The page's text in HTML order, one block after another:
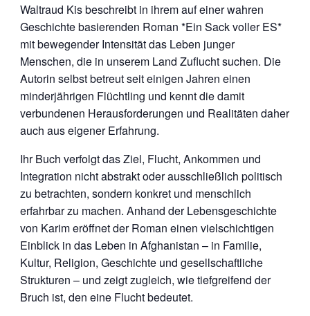
Waltraud Kis beschreibt in ihrem auf einer wahren
Geschichte basierenden Roman *Ein Sack voller ES*
mit bewegender Intensität das Leben junger
Menschen, die in unserem Land Zuflucht suchen. Die
Autorin selbst betreut seit einigen Jahren einen
minderjährigen Flüchtling und kennt die damit
verbundenen Herausforderungen und Realitäten daher
auch aus eigener Erfahrung.
Ihr Buch verfolgt das Ziel, Flucht, Ankommen und
Integration nicht abstrakt oder ausschließlich politisch
zu betrachten, sondern konkret und menschlich
erfahrbar zu machen. Anhand der Lebensgeschichte
von Karim eröffnet der Roman einen vielschichtigen
Einblick in das Leben in Afghanistan – in Familie,
Kultur, Religion, Geschichte und gesellschaftliche
Strukturen – und zeigt zugleich, wie tiefgreifend der
Bruch ist, den eine Flucht bedeutet.